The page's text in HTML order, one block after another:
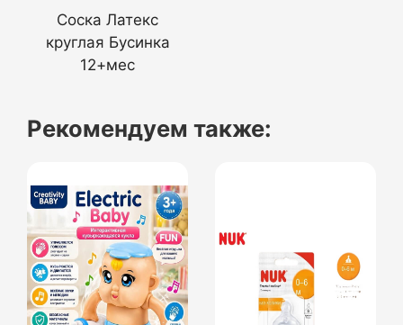
Соска Латекс
круглая Бусинка
12+мес
Рекомендуем также: